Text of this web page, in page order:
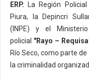
ERP. La Región
Piura, la Depincri
(INPE) y el
policial "Rayo –
Río Seco, como parte
la criminalidad